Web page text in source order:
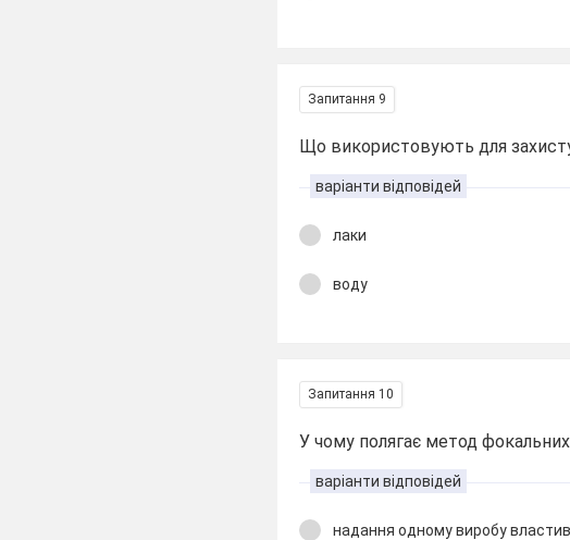
Запитання 9
Що використовують для
варіанти відповідей
лаки
воду
Запитання 10
У чому полягає метод фокальних
варіанти відповідей
надання одному виробу